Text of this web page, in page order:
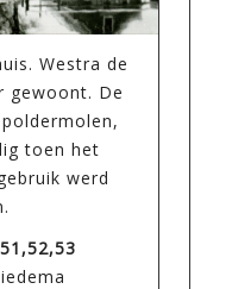
Westra de
gewoont. De
toen het
werd